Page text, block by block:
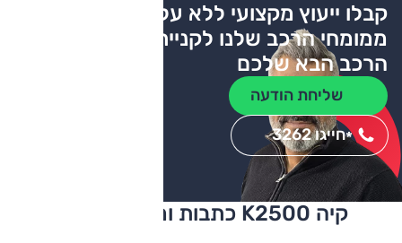
קבלו ייעוץ מקצועי ללא עלות
ממומחי הרכב שלנו לקניית
הרכב הבא שלכם
שליחת הודעה
חייגו 3262*
קיה K2500 כתבות ומבחני דרכים